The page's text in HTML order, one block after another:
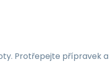
Protřepejte přípravek